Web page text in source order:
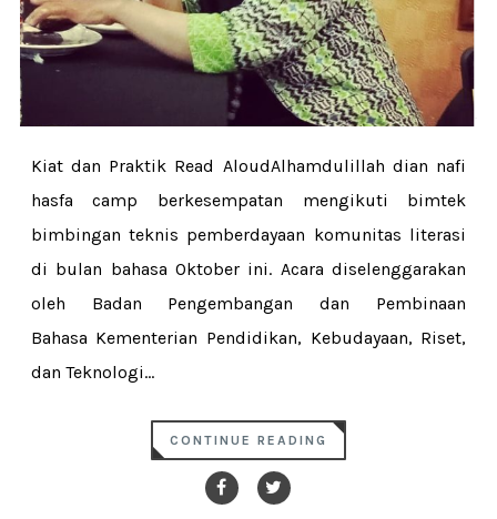
Kiat dan Praktik Read AloudAlhamdulillah dian nafi
hasfa camp berkesempatan mengikuti bimtek
bimbingan teknis pemberdayaan komunitas literasi
di bulan bahasa Oktober ini. Acara diselenggarakan
oleh Badan Pengembangan dan Pembinaan
Bahasa Kementerian Pendidikan, Kebudayaan, Riset,
dan Teknologi...
CONTINUE READING